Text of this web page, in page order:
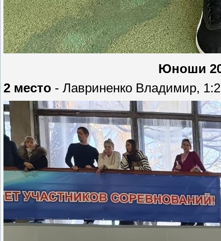
Юноши
2 место - Лавриненко Владимир,